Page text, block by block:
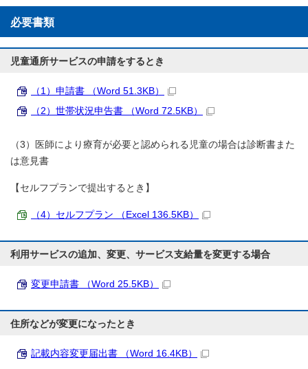
必要書類
児童通所サービスの申請をするとき
（1）申請書 （Word 51.3KB）
（2）世帯状況申告書 （Word 72.5KB）
（3）医師により療育が必要と認められる児童の場合は診断書また
は意見書
【セルフプランで提出するとき】
（4）セルフプラン （Excel 136.5KB）
利用サービスの追加、変更、サービス支給量を変更する場合
変更申請書 （Word 25.5KB）
住所などが変更になったとき
記載内容変更届出書 （Word 16.4KB）